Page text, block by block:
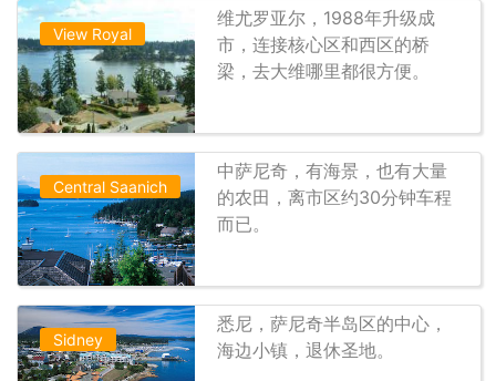
View Royal
维尤罗亚尔，1988年升级成
市，连接核心区和西区的桥
梁，去大维哪里都很方便。
Central Saanich
中萨尼奇，有海景，也有大量
的农田，离市区约30分钟车程
而已。
Sidney
悉尼，萨尼奇半岛区的中心，
海边小镇，退休圣地。